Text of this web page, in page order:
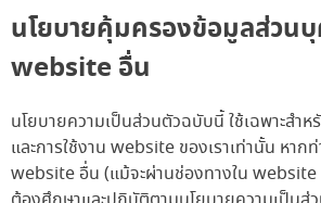
นโยบายคุ้มครองข้อมูลส่วน
website อื่น
นโยบายความเป็นส่วนตัวฉบับนี้ ใช้เฉพาะสำห
และการใช้งาน website ของเราเท่านั้น หาก
website อื่น (แม้จะผ่านช่องทางใน website